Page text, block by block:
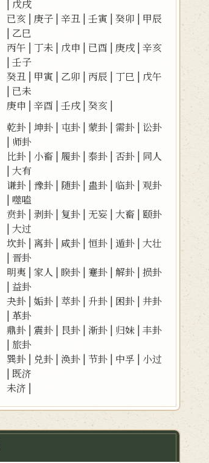
| 戊戌
已亥 | 庚子 |辛丑 |壬寅 |癸卯 | 甲辰
| 乙巳
丙午 | 丁未 | 戊申 | 已酉 | 庚戌 |辛亥
|壬子
癸丑 | 甲寅 | 乙卯 |丙辰 | 丁巳 | 戊午
| 已未
庚申 |辛酉 |壬戌 |癸亥 |
乾卦 | 坤卦 | 屯卦 |蒙卦 |需卦 | 讼卦
| 师卦
比卦 | 小畜 | 履卦 |泰卦 | 否卦 | 同人
|大有
谦卦 |豫卦 | 随卦 | 蛊卦 | 临卦 |观卦
| 噬嗑
贲卦 | 剥卦 | 复卦 | 无妄 |大畜 | 颐卦
|大过
坎卦 |离卦 | 咸卦 |恒卦 |遁卦 |大壮
| 晋卦
明夷 |家人 |睽卦 | 蹇卦 |解卦 |损卦
| 益卦
夬卦 |姤卦 | 萃卦 |升卦 | 困卦 |井卦
|革卦
鼎卦 |震卦 | 艮卦 |渐卦 | 归妹 |丰卦
| 旅卦
巽卦 | 兑卦 |涣卦 |节卦 | 中孚 | 小过
| 既济
未济 |